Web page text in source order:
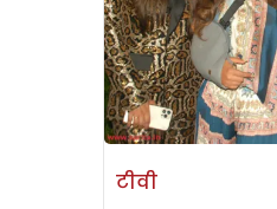
टीवी